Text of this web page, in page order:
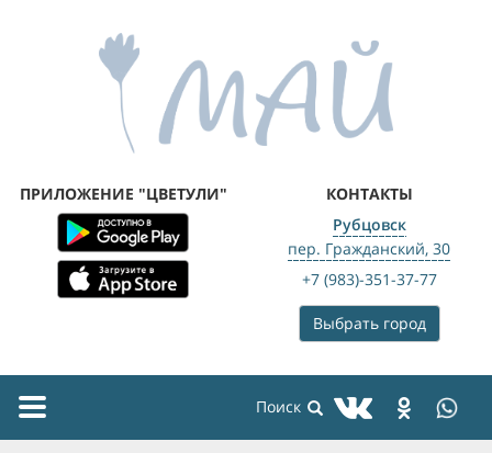
ПРИЛОЖЕНИЕ "ЦВЕТУЛИ"
КОНТАКТЫ
Рубцовск
пер. Гражданский, 30
+7 (983)-351-37-77
Выбрать город
Toggle